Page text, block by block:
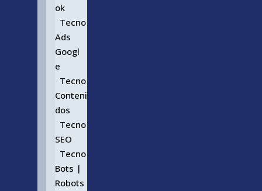
ok
Tecno
Ads
Googl
e
Tecno
Conteni
dos
Tecno
SEO
Tecno
Bots |
Robots